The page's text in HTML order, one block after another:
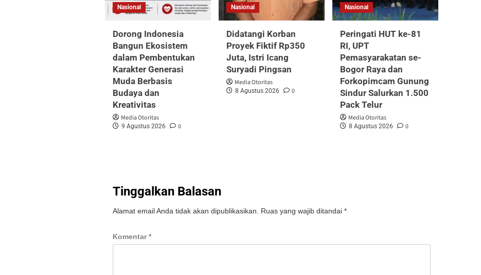
Nasional
Dorong Indonesia
Bangun Ekosistem
dalam Pembentukan
Karakter Generasi
Muda Berbasis
Budaya dan
Kreativitas
Media Otoritas
9 Agustus 2026 0
Nasional
Didatangi Korban
Proyek Fiktif Rp350
Juta, Istri Icang
Suryadi Pingsan
Media Otoritas
8 Agustus 2026 0
Nasional
Peringati HUT ke-81
RI, UPT
Pemasyarakatan se-
Bogor Raya dan
Forkopimcam Gunung
Sindur Salurkan 1.500
Pack Telur
Media Otoritas
8 Agustus 2026 0
Tinggalkan Balasan
Alamat email Anda tidak akan dipublikasikan. Ruas yang wajib ditandai*
Komentar*